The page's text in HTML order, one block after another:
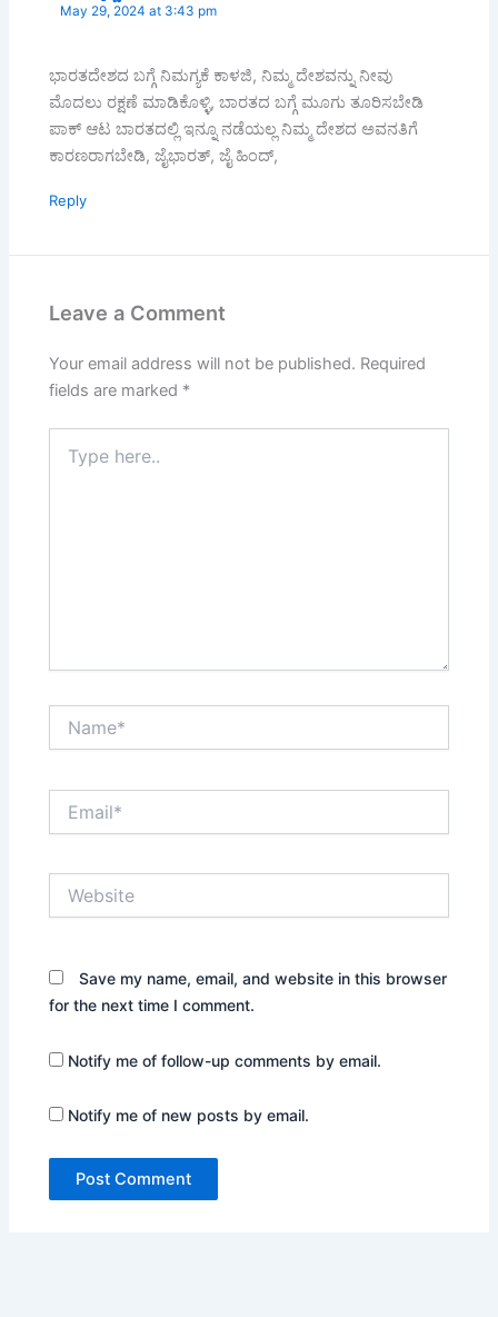
May 29, 2024 at 3:43 pm
ಭಾರತದೇಶದ ಬಗ್ಗೆ ನಿಮಗ್ಯಕೆ ಕಾಳಜಿ, ನಿಮ್ಮ ದೇಶವನ್ನು ನೀವು
ಮೊದಲು ರಕ್ಷಣೆ ಮಾಡಿಕೊಳ್ಳಿ, ಬಾರತದ ಬಗ್ಗೆ ಮೂಗು ತೂರಿಸಬೇಡಿ
ಪಾಕ್ ಆಟ ಬಾರತದಲ್ಲಿ ಇನ್ನೂ ನಡೆಯಲ್ಲ ನಿಮ್ಮ ದೇಶದ ಅವನತಿಗೆ
ಕಾರಣರಾಗಬೇಡಿ, ಜೈಭಾರತ್, ಜೈ ಹಿಂದ್,
Reply
Leave a Comment
Your email address will not be published. Required
fields are marked *
here..
Save my name, email, and website in this browser
for the next time I comment.
Notify me of follow-up comments by email.
Notify me of new posts by email.